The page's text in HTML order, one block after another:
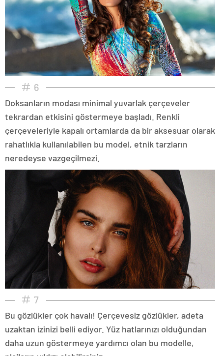
6
Doksanların modası minimal yuvarlak çerçeveler
tekrardan etkisini göstermeye başladı. Renkli
çerçeveleriyle kapalı ortamlarda da bir aksesuar olarak
rahatlıkla kullanılabilen bu model, etnik tarzların
neredeyse vazgeçilmezi.
7
Bu gözlükler çok havalı! Çerçevesiz gözlükler, adeta
uzaktan izinizi belli ediyor. Yüz hatlarınızı olduğundan
daha uzun göstermeye yardımcı olan bu modelle,